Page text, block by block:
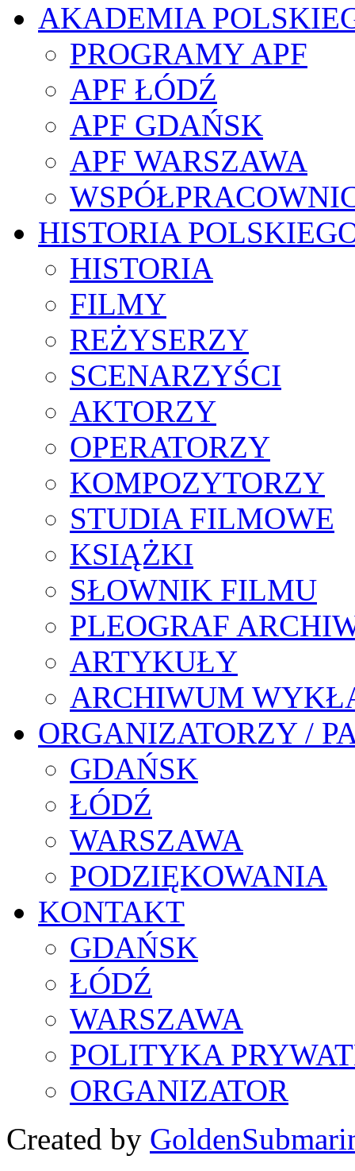
AKADEMIA
PROGRAMY APF
APF ŁÓDŹ
APF GDAŃSK
APF WARSZAWA
HISTORIA
HISTORIA
FILMY
REŻYSERZY
SCENARZYŚCI
AKTORZY
OPERATORZY
KOMPOZYTORZY
STUDIA FILMOWE
KSIĄŻKI
SŁOWNIK FILMU
PLEOGRAF
ARTYKUŁY
ARCHIWUM
ORGANIZATORZY /
GDAŃSK
ŁÓDŹ
WARSZAWA
PODZIĘKOWANIA
KONTAKT
GDAŃSK
ŁÓDŹ
WARSZAWA
POLITYKA
ORGANIZATOR
Created by